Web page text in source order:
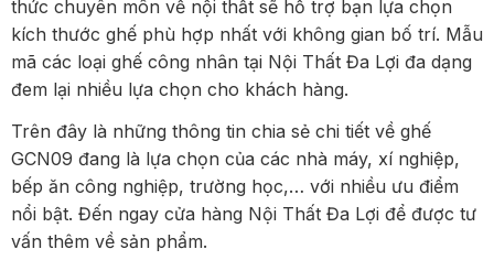
thức chuyên môn về nội thất sẽ hỗ trợ bạn lựa chọn
kích thước ghế phù hợp nhất với không gian bố trí. Mẫu
mã các loại ghế công nhân tại Nội Thất Đa Lợi đa dạng
đem lại nhiều lựa chọn cho khách hàng.
Trên đây là những thông tin chia sẻ chi tiết về ghế
GCN09 đang là lựa chọn của các nhà máy, xí nghiệp,
bếp ăn công nghiệp, trường học,… với nhiều ưu điểm
nổi bật. Đến ngay cửa hàng Nội Thất Đa Lợi để được tư
vấn thêm về sản phẩm.